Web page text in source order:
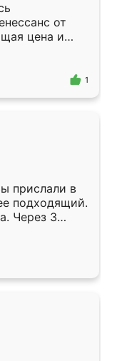
от
цена и
Приехавший
1
прислали в
подходящий.
Через 3
Остались